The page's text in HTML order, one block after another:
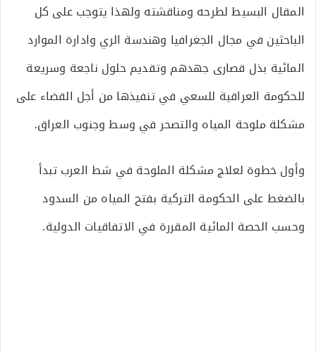
المقال البسيط لطرحه ومناقشته ولهذا يتوجب على كل
الباحثين في مجال الجغرافيا وهندسة الري وادارة الموارد
المائية بذل قصارى جهدهم وتقديم حلول ناجعة وسريعة
للحكومة العراقية للسعي في تنفيذها من أجل القضاء على
مشكلة ملوحة المياه والتصحر في وسط وجنوب العراق.
وأول خطوة لعلاج مشكلة الملوحة في شط العرب تبدأ
بالضغط على الحكومة التركية بفتح المياه من السدود
وحسب الحصة المائية المقررة في الاتفاقيات الدولية.